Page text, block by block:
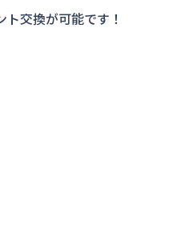
交換が可能です！